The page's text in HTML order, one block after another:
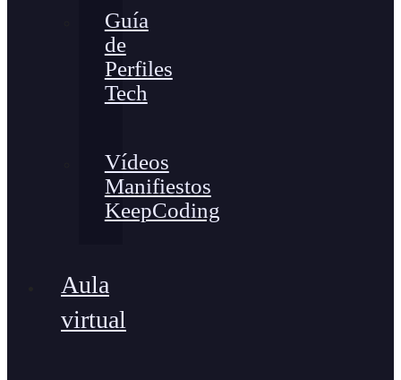
Guía
de
Perfiles
Tech
Vídeos
Manifiestos
KeepCoding
Aula
virtual